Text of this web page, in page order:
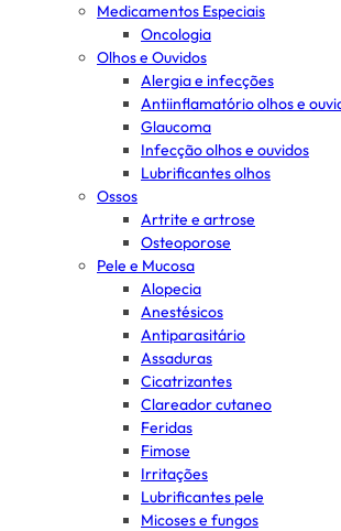
Medicamentos Especiais
Oncologia
Olhos e Ouvidos
Alergia e infecções
Antiinflamatório olhos e
Glaucoma
Infecção olhos e ouvidos
Lubrificantes olhos
Ossos
Artrite e artrose
Osteoporose
Pele e Mucosa
Alopecia
Anestésicos
Antiparasitário
Assaduras
Cicatrizantes
Clareador cutaneo
Feridas
Fimose
Irritações
Lubrificantes pele
Micoses e fungos